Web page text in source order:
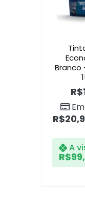
Branco
R$
R$
A
R$